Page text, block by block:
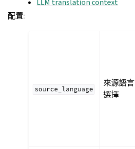
LLM translation context
配置:
source_language
來源語言
選擇